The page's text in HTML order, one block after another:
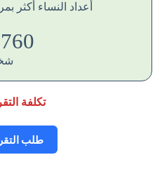
أعداد النساء أكثر
تكلفة
طلب